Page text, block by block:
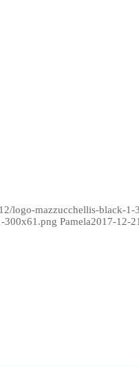
logo-mazzucchellis-black-1-
300x61.png Pamela2017-12-